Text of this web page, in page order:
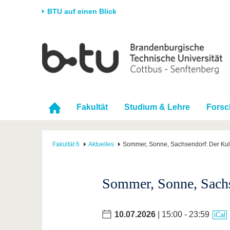
BTU auf einen Blick
Universität
Karriere & Engagement
Forschung
Förderung Im
Fakultät Studium & Lehre
Fakultät 6 Aktuelles Sommer, Sonne, Sachsendorf: Der
Sommer, Sonne,
10.07.2026| 15:00 - 23:59 iCal